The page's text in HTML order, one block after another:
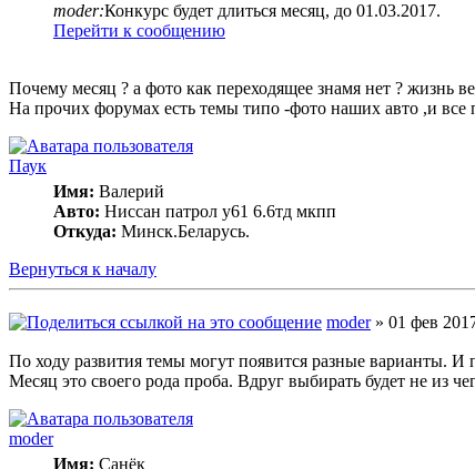
moder:Конкурс будет длиться месяц, до 01.03.2017.
Перейти к сообщению
Почему месяц ? а фото как переходящее знамя нет ? жизнь
На прочих форумах есть темы типо -фото наших авто ,и все
Паук
Имя: Валерий
Авто: Ниссан патрол у61 6.6тд мкпп
Откуда: Минск.Беларусь.
Вернуться к началу
moder» 01 фев
По ходу развития темы могут появится разные варианты. И
Месяц это своего рода проба. Вдруг выбирать будет не из
moder
Имя: Санёк